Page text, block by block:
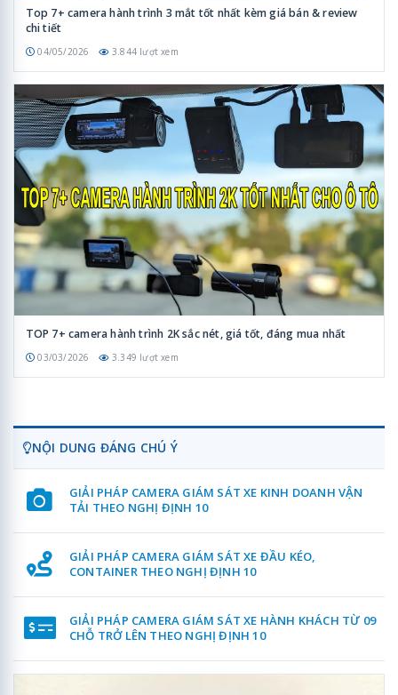
Top 7+ camera hành trình 3 mắt tốt nhất kèm giá bán & review
chi tiết
04/05/2026 3.844 lượt xem
TOP 7+ camera hành trình 2K sắc nét, giá tốt, đáng mua nhất
03/03/2026 3.349 lượt xem
NỘI DUNG ĐÁNG CHÚ Ý
GIẢI PHÁP CAMERA GIÁM SÁT XE KINH DOANH VẬN
TẢI THEO NGHỊ ĐỊNH 10
GIẢI PHÁP CAMERA GIÁM SÁT XE ĐẦU KÉO,
CONTAINER THEO NGHỊ ĐỊNH 10
GIẢI PHÁP CAMERA GIÁM SÁT XE HÀNH KHÁCH TỪ 09
CHỖ TRỞ LÊN THEO NGHỊ ĐỊNH 10